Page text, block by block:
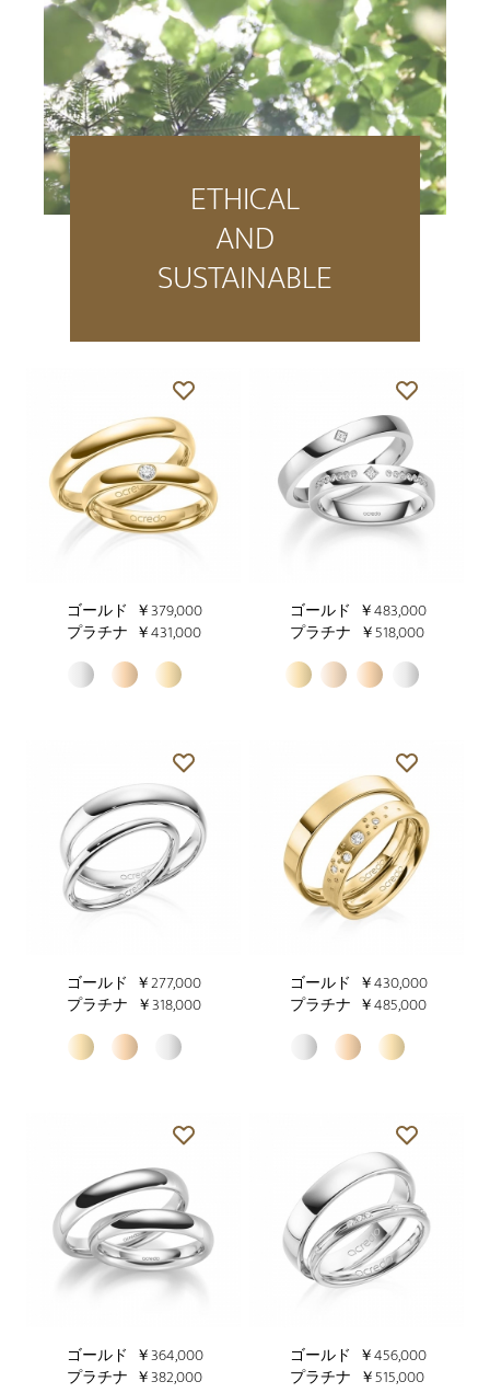
ETHICAL
AND
SUSTAINABLE
ゴールド ￥379,000
プラチナ ￥431,000
ゴールド ￥483,000
プラチナ ￥518,000
ゴールド ￥277,000
プラチナ ￥318,000
ゴールド ￥430,000
プラチナ ￥485,000
ゴールド ￥364,000
プラチナ ￥382,000
ゴールド ￥456,000
プラチナ ￥515,000